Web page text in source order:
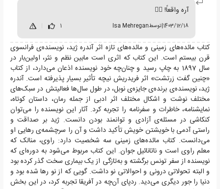
آره واقعاً! 🐱‍👤
1403/12/18
|توسطIsa Mehregan
1
کتاب مائده‌های زمینی و مائده‌های تازه اثر آندره ژید، نویسنده‌ی فرانسوی
قرن بیستم است. این کتاب که اثری است مابین نظم و نثر، اولین‌بار در
سال 1897 به چاپ رسید و چنان‌چه خود نویسنده اذعان می‌دارد، از کتاب
«چنین گفت زرتشت» اثر فریدریش نیچه تأثیر بسیار پذیرفته است. آندره
ژید، نویسنده‌ی برنده‌ی جایزه‌ی نوبل، در طول سال‌ها فعالیتش در سبک‌های
مختلف نوشت و اشکال مختلف اثر ادبی از جمله رمان، داستان کوتاه،
نمایشنامه، خاطرات و سفرنامه را تجربه کرد. آثار این نویسنده را می‌توان
کنکاشی در مسئله‌ی آزادی و توانمند بودن دانست. ژید بر صداقت و
راستی آدمی با خویشتن خویش تأکید داشت و آن را سرچشمه‌ی رهایی او
می‌دانست. کتاب مائده‌های زمینی سه شخصیت دارد: راوی، منالک که
معلم راوی است و ناتانائیل جوان. این کتاب مربوط می‌شود به دوره‌ای که
نویسنده از سفر تونس برگشته و به‌تازگی از یک بیماری سخت گذر کرده بود
و البته تحولاتی درونی و احوالاتی نو داشت. گویی که از نو رها شده بود و
دنیا را جور دیگری می‌دید. ردپای آن‌چه در آفریقا تجربه کرد، در این بخش